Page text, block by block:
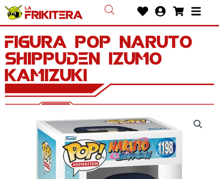
contenido
HeartUser-
circlecart
Bars
Figura POP Naruto
Shippuden Izumo
Kamizuki